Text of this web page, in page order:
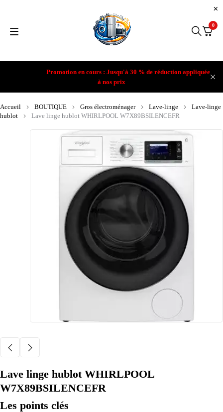
Promotion en cours : Jusqu'à 30 % de réduction appliquée
à nos prix
0
Accueil BOUTIQUE Gros électroménager Lave-linge
Lave-linge
hublot
Lave linge hublot WHIRLPOOL W7X89BSILENCEFR
Lave linge hublot WHIRLPOOL
W7X89BSILENCEFR
Les points clés